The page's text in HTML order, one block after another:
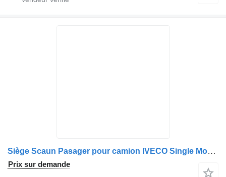
Siège Scaun Pasager pour camion IVECO Single Model 5801419689
Prix sur demande